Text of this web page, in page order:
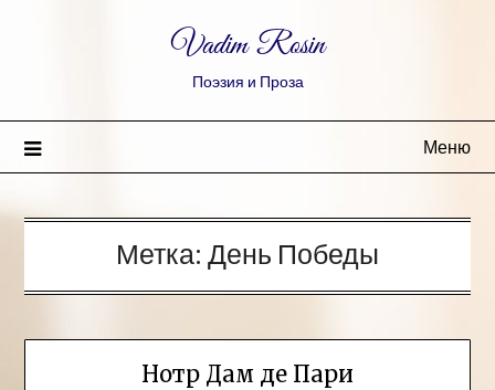
Vadim Rosin
Поэзия и Проза
Меню
Метка: День Победы
Нотр Дам де Пари